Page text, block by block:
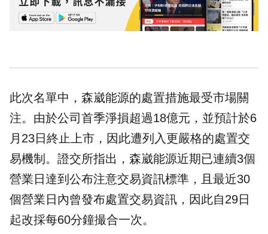
此次名單中，森崴能源的處置措施最受市場關
注。由於公司首季淨損超過18億元，並預計於6
月23日終止上市，因此遭列入更嚴格的處置交
易機制。證交所指出，森崴能源近期已連續3個
營業日達到公布注意交易資訊標準，且最近30
個營業日內曾發布處置交易資訊，因此自29日
起改採每60分鐘撮合一次。